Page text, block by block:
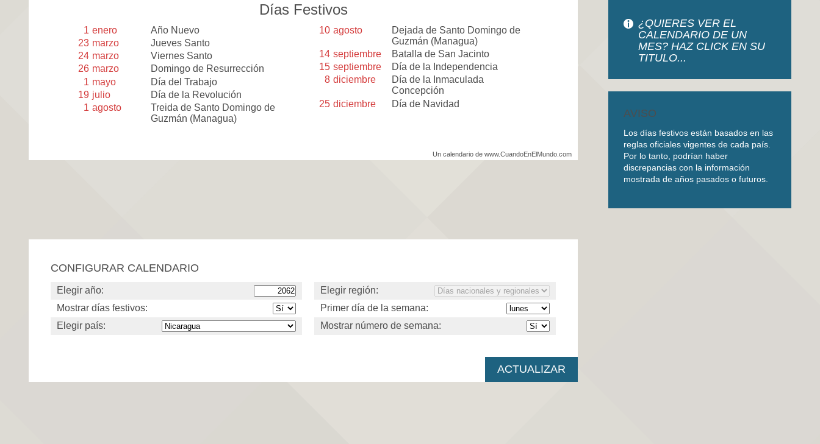
Días Festivos
1 enero
Año Nuevo
23 marzo
Jueves Santo
24 marzo
Viernes Santo
26 marzo
Domingo de Resurrección
1 mayo
Día del Trabajo
19 julio
Día de la Revolución
1 agosto
Treida de Santo Domingo de
Guzmán (Managua)
10 agosto
Dejada de Santo Domingo de
Guzmán (Managua)
14 septiembre
Batalla de San Jacinto
15 septiembre
Día de la Independencia
8 diciembre
Día de la Inmaculada
Concepción
25 diciembre Día de Navidad
Un calendario de www.CuandoEnElMundo.com
CONFIGURAR CALENDARIO
Elegir año:
Mostrar días festivos:
Elegir país:
Elegir región:
Primer día de la semana:
Mostrar número de semana:
¿QUIERES VER EL
CALENDARIO DE UN
MES? HAZ CLICK EN SU
TITULO...
AVISO
Los días festivos están basados en las
reglas oficiales vigentes de cada país.
Por lo tanto, podrían haber
discrepancias con la información
mostrada de años pasados o futuros.